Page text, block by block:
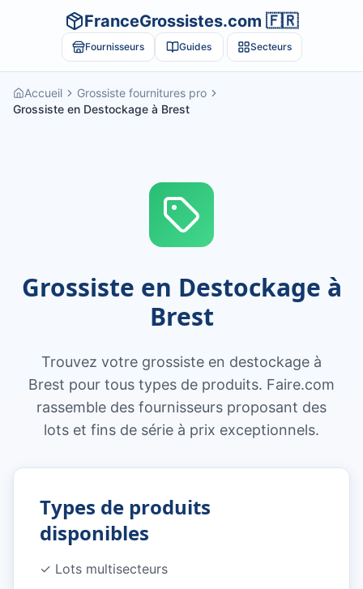
FranceGrossistes.com 🇫🇷
Fournisseurs Guides Secteurs
Accueil
Grossiste fournitures pro
Grossiste en Destockage à Brest
Grossiste en Destockage à
Brest
Trouvez votre grossiste en destockage à
Brest pour tous types de produits. Faire.com
rassemble des fournisseurs proposant des
lots et fins de série à prix exceptionnels.
Types de produits
disponibles
✓ Lots multisecteurs